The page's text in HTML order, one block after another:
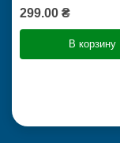
299.00 ₴
В корзину